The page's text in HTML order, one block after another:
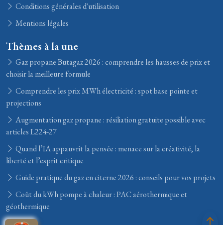
Conditions générales d'utilisation
Mentions légales
Thèmes à la une
Gaz propane Butagaz 2026 : comprendre les hausses de prix et
choisir la meilleure formule
Comprendre les prix MWh électricité : spot base pointe et
projections
Augmentation gaz propane : résiliation gratuite possible avec
articles L224-27
Quand l’IA appauvrit la pensée : menace sur la créativité, la
liberté et l’esprit critique
Guide pratique du gaz en citerne 2026 : conseils pour vos projets
Coût du kWh pompe à chaleur : PAC aérothermique et
géothermique